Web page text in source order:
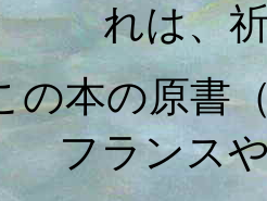
れは、
の本の原書
フランス